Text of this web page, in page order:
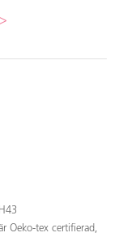
Oeko-tex certifierad,